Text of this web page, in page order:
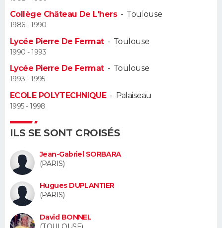
Alimentation
Guide de la santé
Maladies
Médicaments
Sommeil
VOYAGE
Destinations
City break
Voyage nature
Voyage de noces
Forum
Climat
+
PHOTO
GUIDES D'ACHAT
BONS PLANS
Carte de Noël
Carte Bonne année
Carte Saint-Valentin
Carte Pâques
Carte d'anniversaire
DICTIONNAIRE
Dictionnaire
Biographies
Citations
Expressions
Proverbes
PROGRAMME TV
COPAINS D'AVANT
S'inscrire
Se connecter
Lycées
Collèges
Primaires
Universités
Entreprises
Service militaire
Avis de recherche
AVIS DE DÉCÈS
Collège Château De L'hers- Toulouse
1986 - 1990
Lycée Pierre De Fermat- Toulouse
1990 - 1993
Lycée Pierre De Fermat- Toulouse
1993 - 1995
ECOLE POLYTECHNIQUE- Palaiseau
1995 - 1998
ILS SE SONT CROISÉS
Jean-Gabriel SORBARA
(PARIS)
Hugues DUPLANTIER
(PARIS)
David BONNEL